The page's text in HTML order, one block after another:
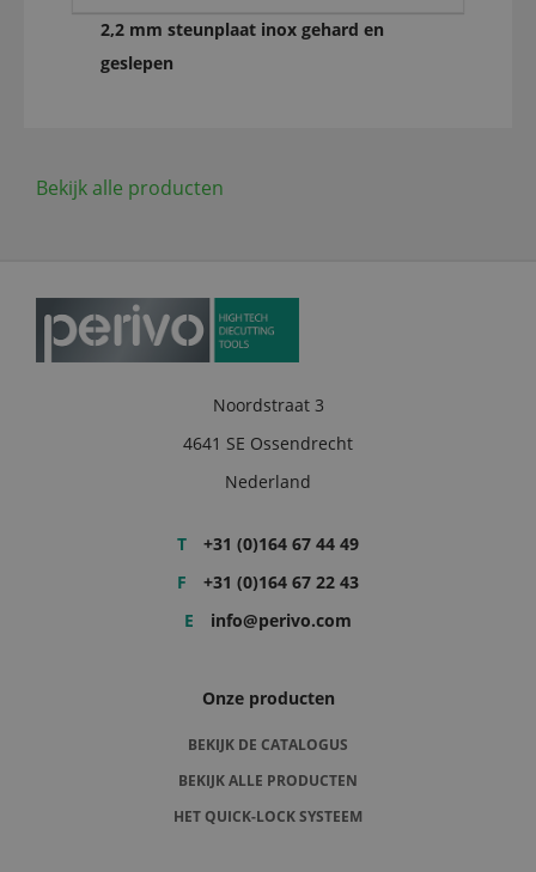
2,2 mm steunplaat inox gehard en
geslepen
Bekijk alle producten
Noordstraat 3
4641 SE Ossendrecht
Nederland
T
+31 (0)164 67 44 49
F
+31 (0)164 67 22 43
E
info@perivo.com
Onze producten
BEKIJK DE CATALOGUS
BEKIJK ALLE PRODUCTEN
HET QUICK-LOCK SYSTEEM